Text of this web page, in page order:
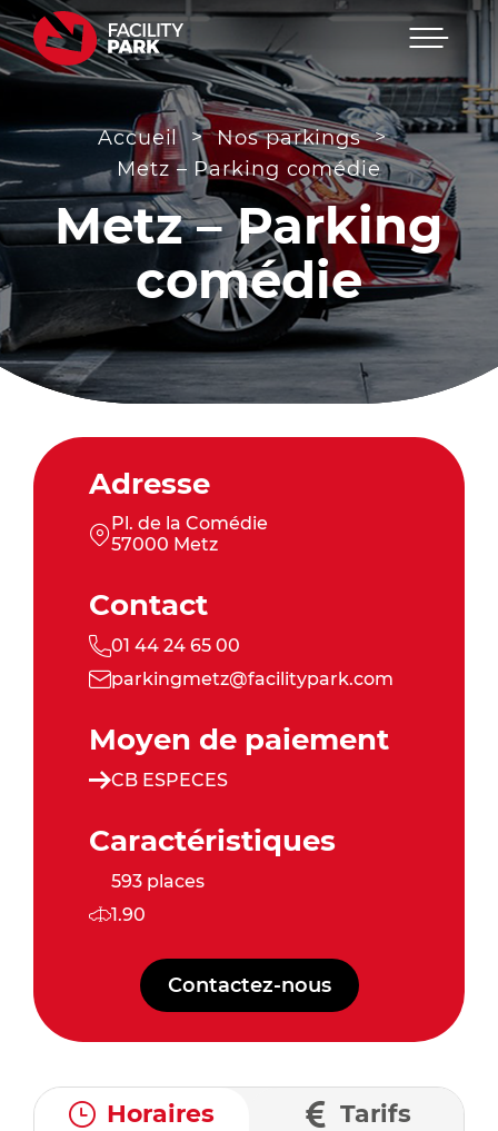
Passer
au
contenu
Accueil > Nos parkings >
Metz – Parking comédie
Metz – Parking
comédie
Adresse
Pl. de la Comédie
57000 Metz
Contact
01 44 24 65 00
parkingmetz@facilitypark.com
Moyen de paiement
CB ESPECES
Caractéristiques
593 places
1.90
Contactez-nous
Horaires Tarifs